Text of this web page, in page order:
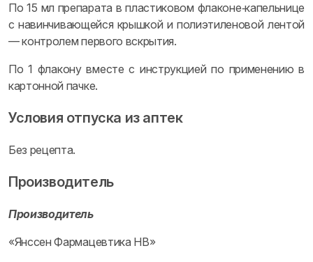
По 15 мл препарата в пластиковом флаконе‑капельнице
с навинчивающейся крышкой и полиэтиленовой лентой
— контролем первого вскрытия.
По 1 флакону вместе с инструкцией по применению в
картонной пачке.
Условия отпуска из аптек
Без рецепта.
Производитель
Производитель
«Янссен Фармацевтика НВ»